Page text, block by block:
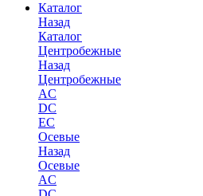
Каталог
Назад
Каталог
Центробежные
Назад
Центробежные
AC
DC
EC
Осевые
Назад
Осевые
AC